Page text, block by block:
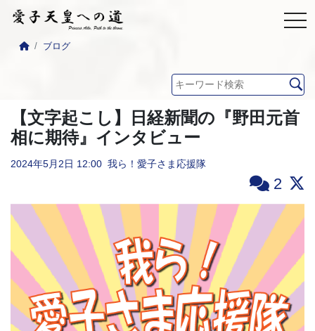
ブログ
【文字起こし】日経新聞の『野田元首
相に期待』インタビュー
2024年5月2日 12:00 我ら！愛子さま応援隊
2